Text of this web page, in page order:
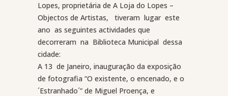
Lopes, proprietária de A Loja do Lopes –
Objectos de Artistas,
tiveram lugar este
ano as seguintes actividades que
decorreram na Biblioteca Municipal dessa
cidade:
A 13 de Janeiro, inauguração da exposição
de fotografia “O existente, o encenado, e o
´Estranhado´” de Miguel Proença, e